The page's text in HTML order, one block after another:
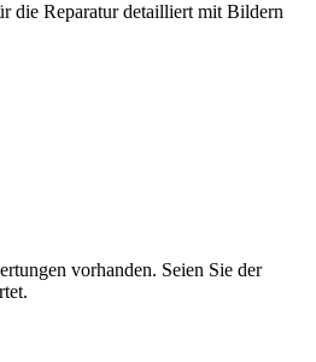
die Reparatur detailliert mit Bildern
vorhanden. Seien Sie der